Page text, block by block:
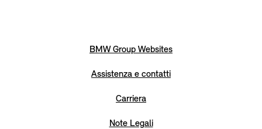
BMW Group Websites
Assistenza e contatti
Carriera
Note Legali